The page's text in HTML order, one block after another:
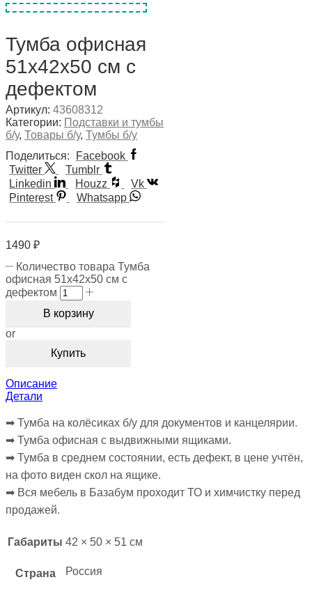
Тумба офисная
51х42х50 см с
дефектом
Артикул: 43608312
Категории: Подставки и тумбы
б/у, Товары б/у, Тумбы б/у
Поделиться:
Facebook
Twitter
Tumblr
Linkedin
Houzz
Vk
Pinterest
Whatsapp
1490 ₽
Количество товара Тумба
офисная 51х42х50 см с
дефектом
В корзину
or
Купить
Описание
Детали
➡︎ Тумба на колёсиках б/у для документов и канцелярии.
➡︎ Тумба офисная с выдвижными ящиками.
➡︎ Тумба в среднем состоянии, есть дефект, в цене учтён,
на фото виден скол на ящике.
➡︎ Вся мебель в Базабум проходит ТО и химчистку перед
продажей.
Габариты 42 × 50 × 51 см
Страна Россия